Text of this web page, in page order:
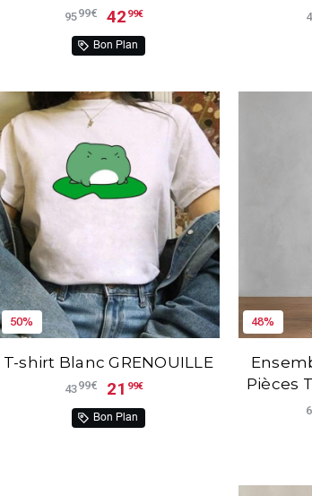
9599€ 42 99€
Bon Plan
50%
T-shirt Blanc GRENOUILLE
4399€ 21 99€
Bon Plan
48%
Pièces
Jupe